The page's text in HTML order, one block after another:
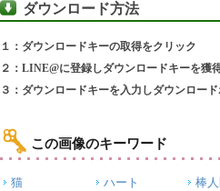
ダウンロード方法
１：ダウンロードキーの取得をクリック
２：LINE@に登録しダウンロードキーを獲
３：ダウンロードキーを入力しダウンロー
この画像のキーワード
猫 ハート 棒